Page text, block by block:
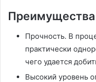
Преимущества
Прочность. В
практически
чего удается
Высокий уровень